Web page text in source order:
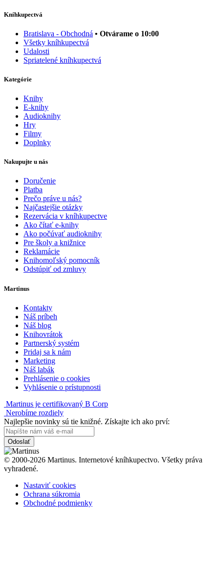
Kníhkupectvá
Bratislava - Obchodná • Otvárame o 10:00
Všetky kníhkupectvá
Udalosti
Spriatelené kníhkupectvá
Kategórie
Knihy
E-knihy
Audioknihy
Hry
Filmy
Doplnky
Nakupujte u nás
Doručenie
Platba
Prečo práve u nás?
Najčastejšie otázky
Rezervácia v kníhkupectve
Ako čítať e-knihy
Ako počúvať audioknihy
Pre školy a knižnice
Reklamácie
Knihomoľský pomocník
Odstúpiť od zmluvy
Martinus
Kontakty
Náš príbeh
Náš blog
Knihovrátok
Partnerský systém
Pridaj sa k nám
Marketing
Náš labák
Prehlásenie o cookies
Vyhlásenie o prístupnosti
Martinus je certifikovaný B Corp
Nerobíme rozdiely
Najlepšie novinky sú tie knižné. Získajte ich ako prví:
Odoslať
© 2000-2026 Martinus. Internetové kníhkupectvo. Všetky práva
vyhradené.
Nastaviť cookies
Ochrana súkromia
Obchodné podmienky